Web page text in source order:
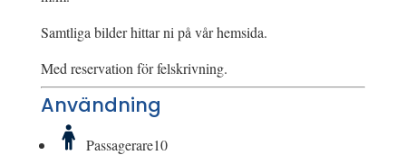
Samtliga bilder hittar ni på vår hemsida.
Med reservation för felskrivning.
Användning
Passagerare10